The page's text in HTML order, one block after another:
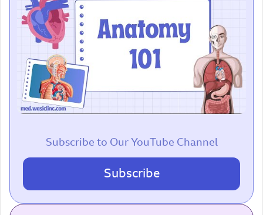
Subscribe to Our YouTube Channel
Subscribe